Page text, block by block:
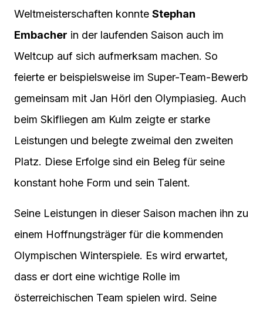
Weltmeisterschaften konnte Stephan
Embacher in der laufenden Saison auch im
Weltcup auf sich aufmerksam machen. So
feierte er beispielsweise im Super-Team-Bewerb
gemeinsam mit Jan Hörl den Olympiasieg. Auch
beim Skifliegen am Kulm zeigte er starke
Leistungen und belegte zweimal den zweiten
Platz. Diese Erfolge sind ein Beleg für seine
konstant hohe Form und sein Talent.
Seine Leistungen in dieser Saison machen ihn zu
einem Hoffnungsträger für die kommenden
Olympischen Winterspiele. Es wird erwartet,
dass er dort eine wichtige Rolle im
österreichischen Team spielen wird. Seine